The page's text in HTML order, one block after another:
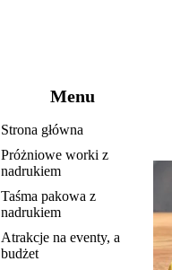
Menu
Strona główna
Próżniowe worki z
nadrukiem
Taśma pakowa z
nadrukiem
Atrakcje na eventy, a
budżet